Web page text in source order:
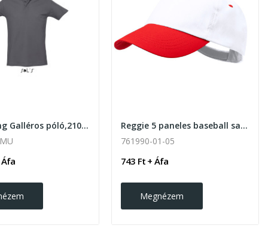
Sols Spring Galléros póló,210gr. Mouse Grey
Áfa
Reggie 5 paneles baseball sapka
761990-01-05
743 Ft + Áfa
Megnézem